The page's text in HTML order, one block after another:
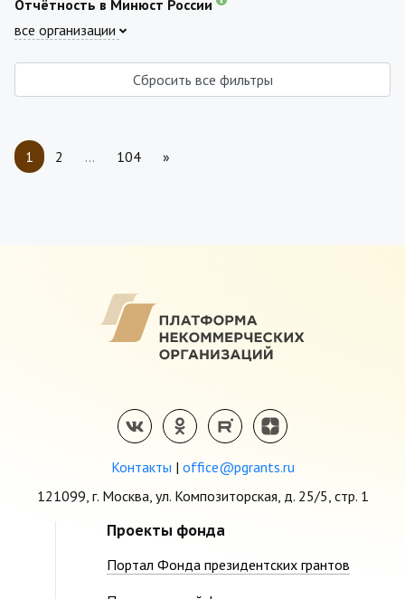
Отчётность в Минюст России
все организации
Сбросить все фильтры
1 2 … 104 »
Контакты | office@pgrants.ru
121099, г. Москва, ул. Композиторская, д. 25/5, стр. 1
Проекты фонда
Портал Фонда президентских грантов